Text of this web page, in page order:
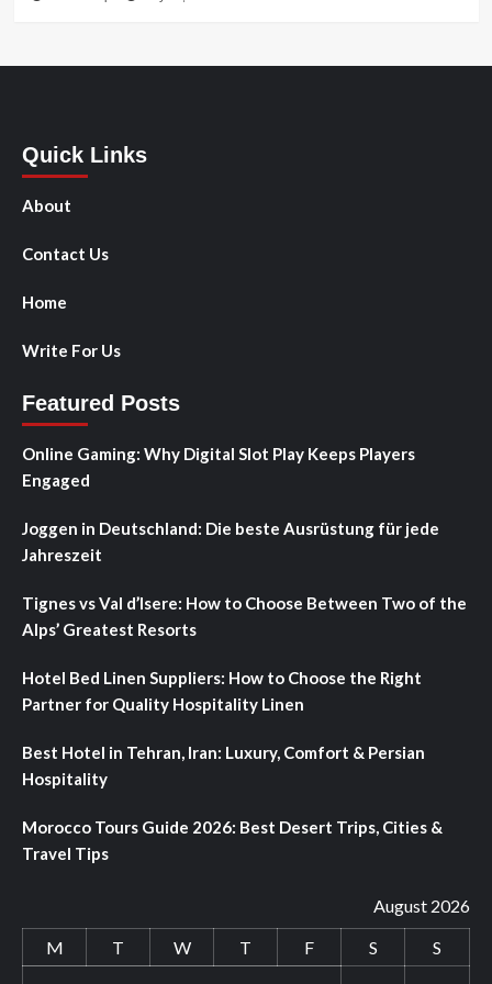
Quick Links
About
Contact Us
Home
Write For Us
Featured Posts
Online Gaming: Why Digital Slot Play Keeps Players
Engaged
Joggen in Deutschland: Die beste Ausrüstung für jede
Jahreszeit
Tignes vs Val d’Isere: How to Choose Between Two of the
Alps’ Greatest Resorts
Hotel Bed Linen Suppliers: How to Choose the Right
Partner for Quality Hospitality Linen
Best Hotel in Tehran, Iran: Luxury, Comfort & Persian
Hospitality
Morocco Tours Guide 2026: Best Desert Trips, Cities &
Travel Tips
August 2026
M
T W T F S
S